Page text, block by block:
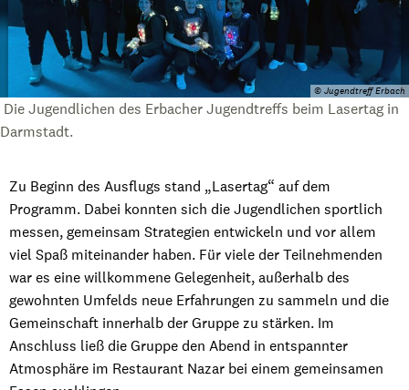
© Jugendtreff Erbach
Die Jugendlichen des Erbacher Jugendtreffs beim Lasertag in
Darmstadt.
Zu Beginn des Ausflugs stand „Lasertag“ auf dem
Programm. Dabei konnten sich die Jugendlichen sportlich
messen, gemeinsam Strategien entwickeln und vor allem
viel Spaß miteinander haben. Für viele der Teilnehmenden
war es eine willkommene Gelegenheit, außerhalb des
gewohnten Umfelds neue Erfahrungen zu sammeln und die
Gemeinschaft innerhalb der Gruppe zu stärken. Im
Anschluss ließ die Gruppe den Abend in entspannter
Atmosphäre im Restaurant Nazar bei einem gemeinsamen